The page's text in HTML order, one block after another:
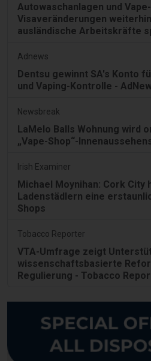
Autowaschanlagen und
Visaveränderungen
ausländische Arbeitskräfte
Adnews
Dentsu gewinnt SA's Konto
und Vaping-Kontrolle -
Newsbreak
LaMelo Balls Wohnung wird
„Vape-Shop“-
Irish Examiner
Michael Moynihan: Cork City
Ladenstädlern eine
Shops
Tobacco Reporter
VTA-Umfrage zeigt
wissenschaftsbasierte
Regulierung - Tobacco